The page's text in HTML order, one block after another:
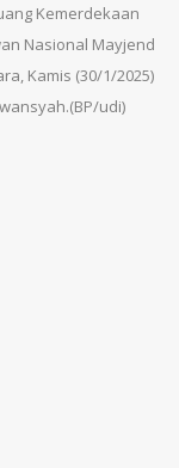
Kemerdekaan
Nasional Mayjend
Kamis (30/1/2025)
udi)